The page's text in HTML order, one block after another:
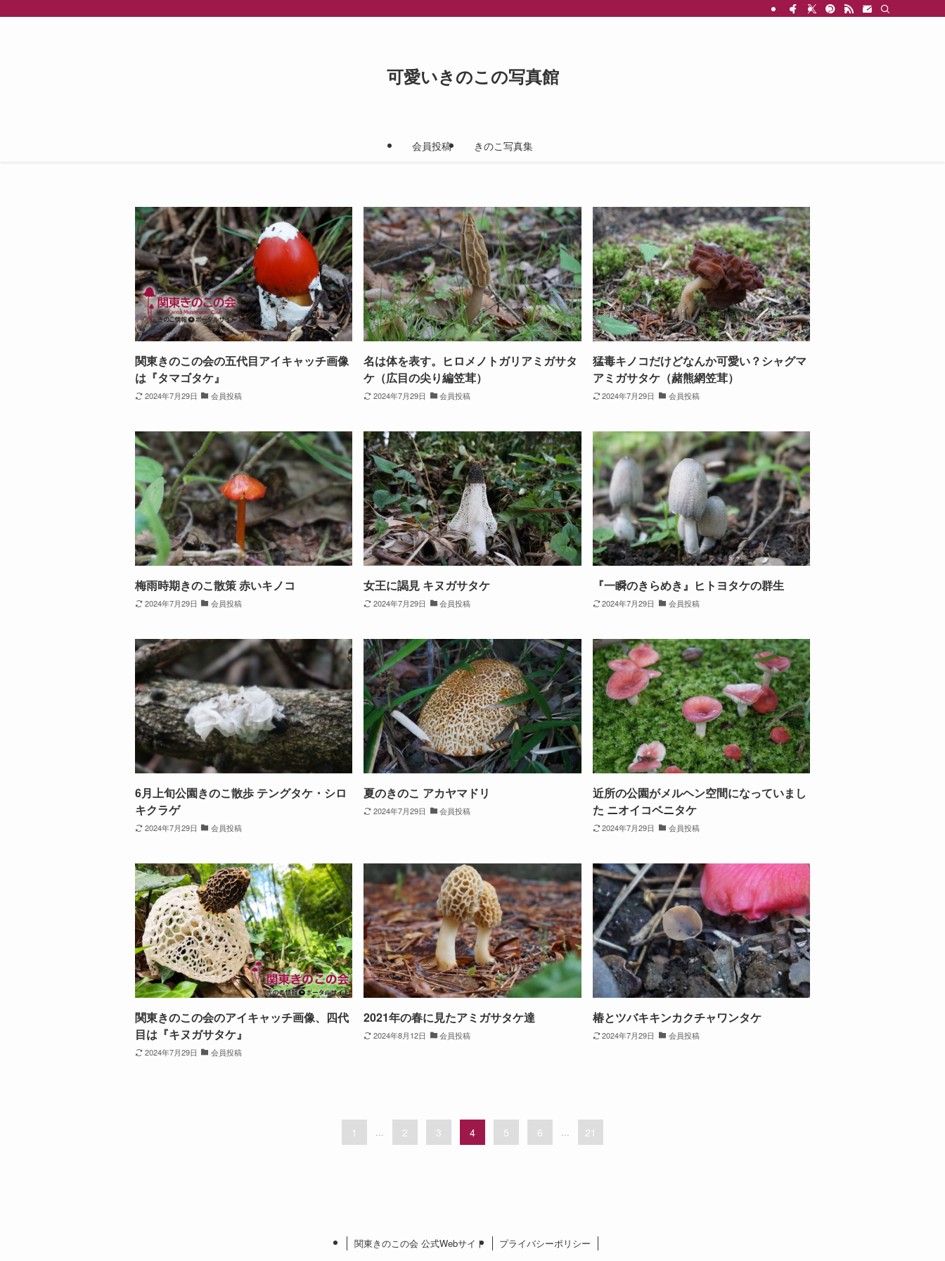
可愛いきのこの写真館
会員投稿 きのこ写真集
関東きのこの会の五代目アイキャッチ画像
は『タマゴタケ』
2024年7月29日 会員投稿
名は体を表す。ヒロメノトガリアミガサタ
ケ（広目の尖り編笠茸）
2024年7月29日 会員投稿
猛毒キノコだけどなんか可愛い？シャグマ
アミガサタケ（赭熊網笠茸）
2024年7月29日 会員投稿
梅雨時期きのこ散策 赤いキノコ
2024年7月29日 会員投稿
女王に謁見 キヌガサタケ
2024年7月29日 会員投稿
『一瞬のきらめき』ヒトヨタケの群生
2024年7月29日 会員投稿
6月上旬公園きのこ散歩 テングタケ・シロ
キクラゲ
2024年7月29日 会員投稿
夏のきのこ アカヤマドリ
2024年7月29日 会員投稿
近所の公園がメルヘン空間になっていまし
た ニオイコベニタケ
2024年7月29日 会員投稿
関東きのこの会のアイキャッチ画像、四代
目は『キヌガサタケ』
2024年7月29日 会員投稿
2021年の春に見たアミガサタケ達
2024年8月12日 会員投稿
椿とツバキキンカクチャワンタケ
2024年7月29日 会員投稿
1 ... 2 3 4 5 6 ... 21
関東きのこの会 公式Webサイト プライバシーポリシー